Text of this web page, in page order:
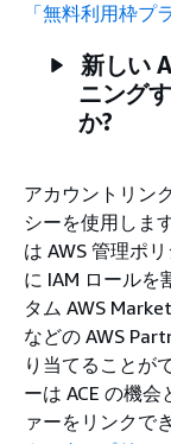
「無料利用枠プ
新しい
ニング
か?
アカウントリン
シーを使用しま
は AWS 管理ポ
に IAM ロールを
タム AWS
などの AWS
り当てることが
ーは ACE の機
ァーをリンクで